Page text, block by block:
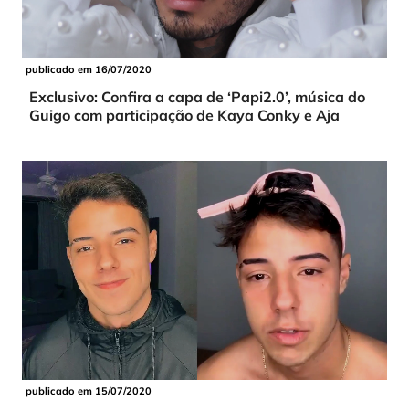
publicado em 16/07/2020
Exclusivo: Confira a capa de ‘Papi2.0’, música do
Guigo com participação de Kaya Conky e Aja
publicado em 15/07/2020